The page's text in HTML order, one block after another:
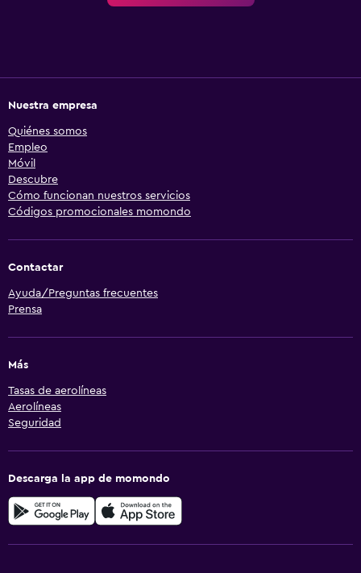
Nuestra empresa
Quiénes somos
Empleo
Móvil
Descubre
Cómo funcionan nuestros servicios
Códigos promocionales momondo
Contactar
Ayuda/Preguntas frecuentes
Prensa
Más
Tasas de aerolíneas
Aerolíneas
Seguridad
Descarga la app de momondo